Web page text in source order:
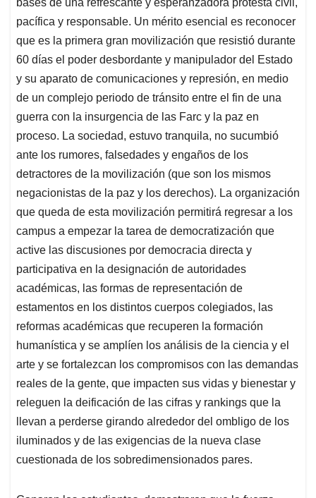
pacífica y responsable. Un mérito esencial es reconocer
que es la primera gran movilización que resistió durante
60 días el poder desbordante y manipulador del Estado
y su aparato de comunicaciones y represión, en medio
de un complejo periodo de tránsito entre el fin de una
guerra con la insurgencia de las Farc y la paz en
proceso. La sociedad, estuvo tranquila, no sucumbió
ante los rumores, falsedades y engaños de los
detractores de la movilización (que son los mismos
negacionistas de la paz y los derechos). La organización
que queda de esta movilización permitirá regresar a los
campus a empezar la tarea de democratización que
active las discusiones por democracia directa y
participativa en la designación de autoridades
académicas, las formas de representación de
estamentos en los distintos cuerpos colegiados, las
reformas académicas que recuperen la formación
humanística y se amplíen los análisis de la ciencia y el
arte y se fortalezcan los compromisos con las demandas
reales de la gente, que impacten sus vidas y bienestar y
releguen la deificación de las cifras y rankings que la
llevan a perderse girando alrededor del ombligo de los
iluminados y de las exigencias de la nueva clase
cuestionada de los sobredimensionados pares.